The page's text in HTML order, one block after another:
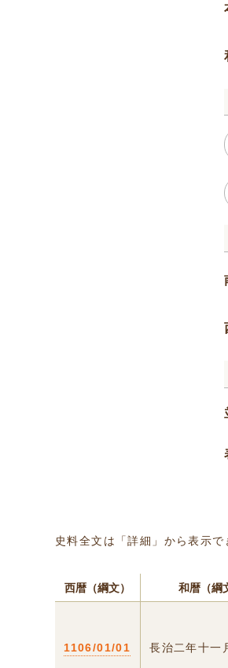
史料全文は「詳細」から表示
西暦（綱文） 和暦（綱
1106/01/01 長治二年十一